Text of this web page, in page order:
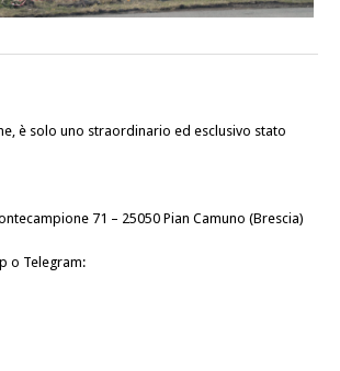
è solo uno straordinario ed esclusivo stato
71 – 25050 Pian Camuno (Brescia)
o Telegram: